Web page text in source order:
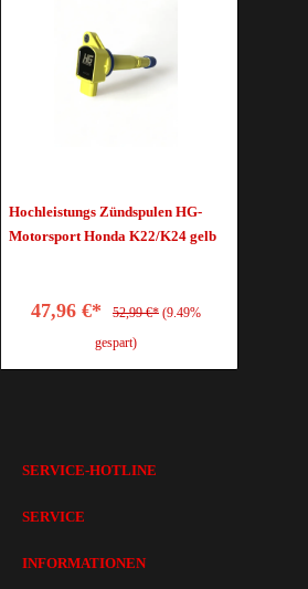
Hochleistungs Zündspulen HG-
Motorsport Honda K22/K24 gelb
47,96 €* 52,99 €* (9.49%
gespart)
SERVICE-HOTLINE
SERVICE
INFORMATIONEN